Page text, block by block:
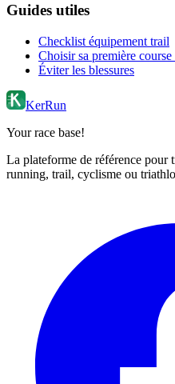
Guides utiles
Checklist équipement trail
Choisir sa première course
Éviter les blessures
KerRun
Your race base!
La plateforme de référence pour
running, trail, cyclisme ou